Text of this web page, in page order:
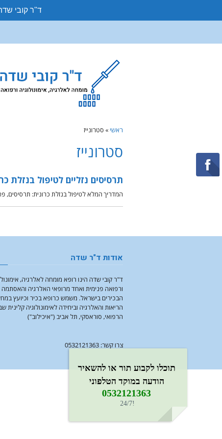
ראשי» סטרונייז
סטרונייז
תרסיסים נזליים לטיפול בנזלת
המדריך המלא לטיפול בנזלת כרונית: תרסיסים,
אודות ד"ר שדה
ד"ר קובי שדה הינו רופא מומחה לאלרגיה,
ורפואה פנימית ואחד מרופאי האלרגיה והאסתמה
הבכירים בישראל. משמש כרופא בכיר וכיועץ
הריאות והאלרגיה וביחידה לאימונולוגיה קלינית
הרפואי, סוראסקי, תל אביב ("איכילוב")
צרו קשר: 0532121363
ד"ר קובי
תוכלו לקבוע תור או להשאיר
הודעה במוקד הטלפוני
0532121363​
!24/7